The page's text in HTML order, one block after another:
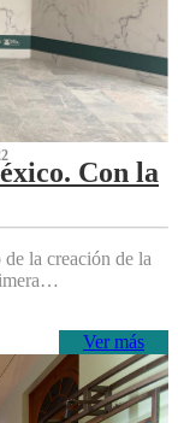
Con la
la creación de la
Ver más